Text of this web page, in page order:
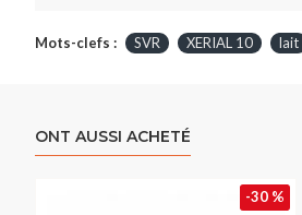
Mots-clefs : SVR XERIAL 10 lait
ONT AUSSI ACHETÉ
-30 %